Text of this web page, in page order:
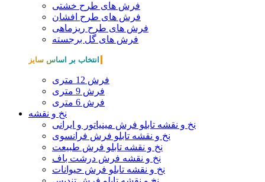
فرش های طرح خشتی
فرش های طرح افشان
فرش های طرح ریزماهی
فرش های گل برجسته
انتخاب بر اساس سایز
فرش 12 متری
فرش 9 متری
فرش 6 متری
نخ و نقشه
نخ و نقشه تابلو فرش مینیاتور و ایرانی
نخ و نقشه تابلو فرش فرانسوی
نخ و نقشه تابلو فرش طبیعت
نخ و نقشه فرش درشت باف
نخ و نقشه تابلو فرش حیوانات